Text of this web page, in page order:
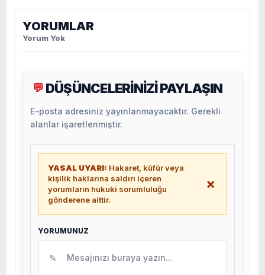
YORUMLAR
Yorum Yok
💬 DÜŞÜNCELERİNİZİ PAYLAŞIN
E-posta adresiniz yayınlanmayacaktır. Gerekli
alanlar işaretlenmiştir.
YASAL UYARI: Hakaret, küfür veya
kişilik haklarına saldırı içeren
yorumların hukuki sorumluluğu
gönderene aittir.
×
YORUMUNUZ
✎